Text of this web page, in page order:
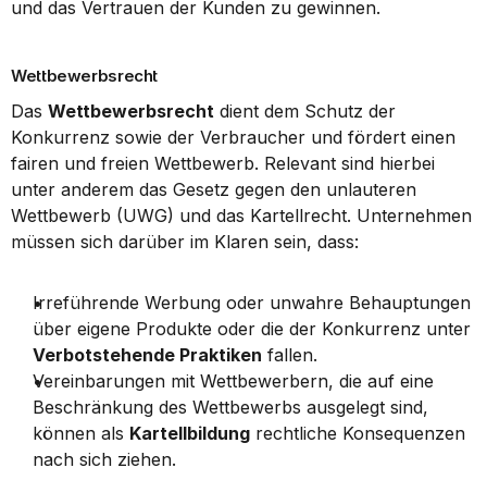
und das Vertrauen der Kunden zu gewinnen.
Wettbewerbsrecht
Das Wettbewerbsrecht dient dem Schutz der
Konkurrenz sowie der Verbraucher und fördert einen
fairen und freien Wettbewerb. Relevant sind hierbei
unter anderem das Gesetz gegen den unlauteren
Wettbewerb (UWG) und das Kartellrecht. Unternehmen
müssen sich darüber im Klaren sein, dass:
Irreführende Werbung oder unwahre Behauptungen
Verbotstehende Praktiken fallen.
Vereinbarungen mit Wettbewerbern, die auf eine
Beschränkung des Wettbewerbs ausgelegt sind,
können als Kartellbildung rechtliche Konsequenzen
nach sich ziehen.